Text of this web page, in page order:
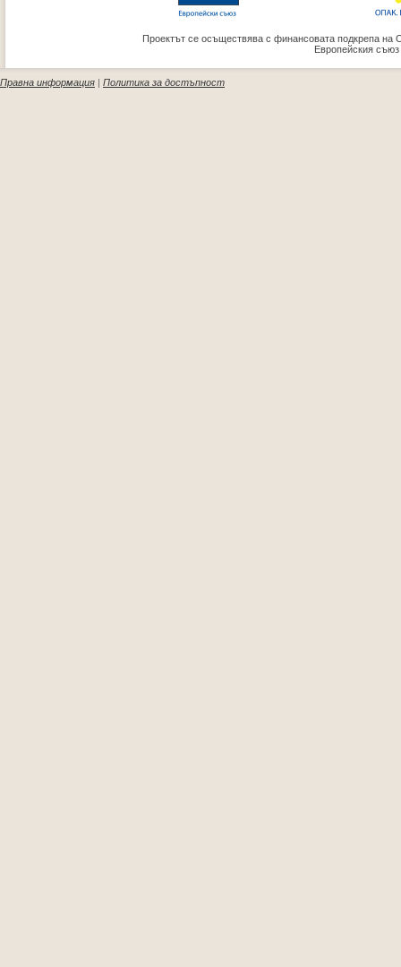
Проектът се осъществява с финансовата подкрепа на
Европейския
Правна информация | Политика за достъпност